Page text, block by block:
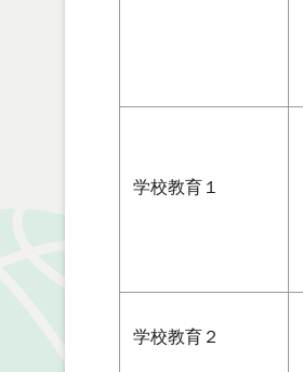
学校教育１
学校教育２